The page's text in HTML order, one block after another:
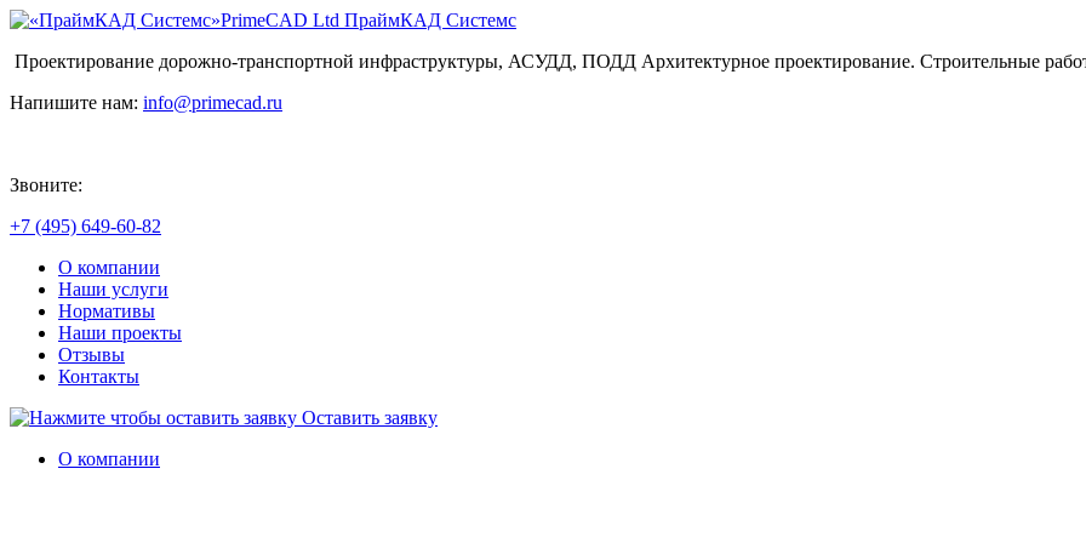
PrimeCAD Ltd ПраймКАД Системс
Проектирование дорожно-транспортной инфраструктуры, АСУДД, ПОДД Архитектурное проектирование. Строительные
Напишите нам: info@primecad.ru
Звоните:
+7 (495) 649-60-82
О компании
Наши услуги
Нормативы
Наши проекты
Отзывы
Контакты
Оставить заявку
О компании